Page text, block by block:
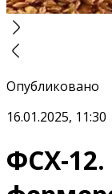
Опубликовано
16.01.2025, 11:30
ФСХ-12.